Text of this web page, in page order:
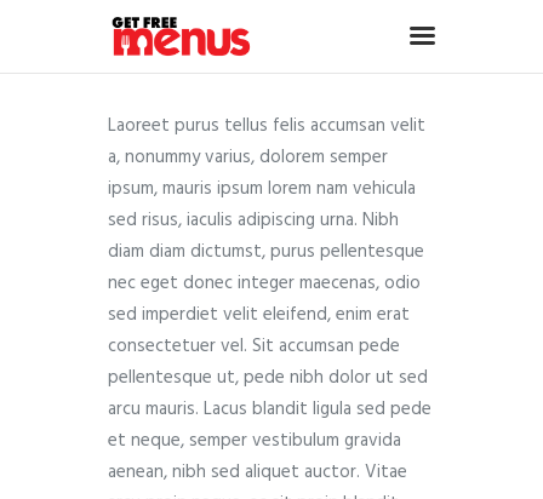
About
Services
Portfolio
Contact Us
Laoreet purus tellus felis accumsan velit
a, nonummy varius, dolorem semper
ipsum, mauris ipsum lorem nam vehicula
sed risus, iaculis adipiscing urna. Nibh
diam diam dictumst, purus pellentesque
nec eget donec integer maecenas, odio
sed imperdiet velit eleifend, enim erat
consectetuer vel. Sit accumsan pede
pellentesque ut, pede nibh dolor ut sed
arcu mauris. Lacus blandit ligula sed pede
et neque, semper vestibulum gravida
aenean, nibh sed aliquet auctor. Vitae